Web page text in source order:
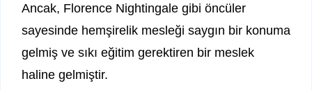
Ancak, Florence Nightingale gibi öncüler
sayesinde hemşirelik mesleği saygın bir konuma
gelmiş ve sıkı eğitim gerektiren bir meslek
haline gelmiştir.